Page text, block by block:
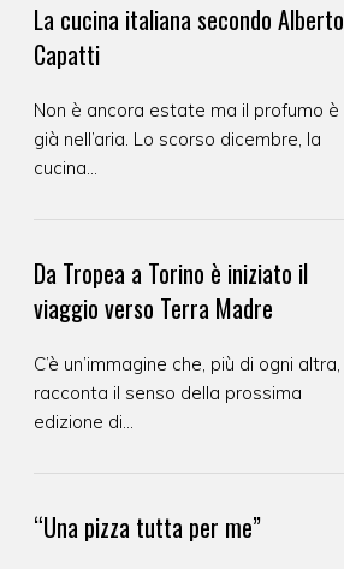
La cucina italiana secondo Alberto
Capatti
Non è ancora estate ma il profumo è
già nell’aria. Lo scorso dicembre, la
cucina...
Da Tropea a Torino è iniziato il
viaggio verso Terra Madre
C’è un’immagine che, più di ogni altra,
racconta il senso della prossima
edizione di...
“Una pizza tutta per me”